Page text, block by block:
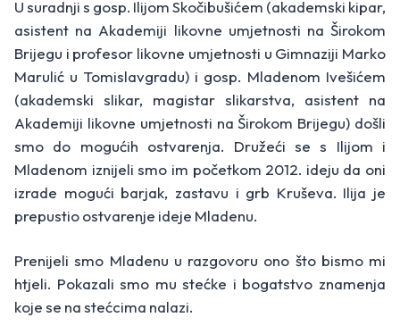
U suradnji s gosp. Ilijom Skočibušićem (akademski kipar,
asistent na Akademiji likovne umjetnosti na Širokom
Brijegu i profesor likovne umjetnosti u Gimnaziji Marko
Marulić u Tomislavgradu) i gosp. Mladenom Ivešićem
(akademski slikar, magistar slikarstva, asistent na
Akademiji likovne umjetnosti na Širokom Brijegu) došli
smo do mogućih ostvarenja. Družeći se s Ilijom i
Mladenom iznijeli smo im početkom 2012. ideju da oni
izrade mogući barjak, zastavu i grb Kruševa. Ilija je
prepustio ostvarenje ideje Mladenu.
Prenijeli smo Mladenu u razgovoru ono što bismo mi
htjeli. Pokazali smo mu stećke i bogatstvo znamenja
koje se na stećcima nalazi.